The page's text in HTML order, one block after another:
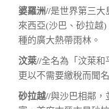
婆羅洲//是世界第三大
來西亞(沙巴、砂拉越
種的廣大熱帶雨林。
汶萊//全名為「汶萊和
更以不需要繳稅而聞
砂拉越//與沙巴相鄰，